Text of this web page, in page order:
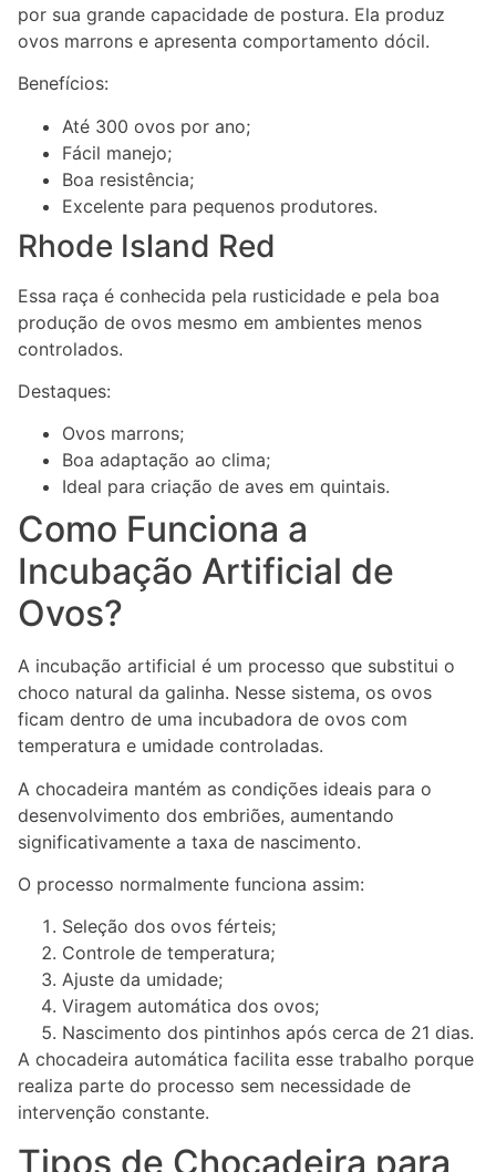
por sua grande capacidade de postura. Ela produz
ovos marrons e apresenta comportamento dócil.
Benefícios:
Até 300 ovos por ano;
Fácil manejo;
Boa resistência;
Excelente para pequenos produtores.
Rhode Island Red
Essa raça é conhecida pela rusticidade e pela boa
produção de ovos mesmo em ambientes menos
controlados.
Destaques:
Ovos marrons;
Boa adaptação ao clima;
Ideal para criação de aves em quintais.
Como Funciona a
Incubação Artificial de
Ovos?
A incubação artificial é um processo que substitui o
choco natural da galinha. Nesse sistema, os ovos
ficam dentro de uma incubadora de ovos com
temperatura e umidade controladas.
A chocadeira mantém as condições ideais para o
desenvolvimento dos embriões, aumentando
significativamente a taxa de nascimento.
O processo normalmente funciona assim:
Seleção dos ovos férteis;
Controle de temperatura;
Ajuste da umidade;
Viragem automática dos ovos;
Nascimento dos pintinhos após cerca de 21 dias.
A chocadeira automática facilita esse trabalho porque
realiza parte do processo sem necessidade de
intervenção constante.
Tipos de Chocadeira para